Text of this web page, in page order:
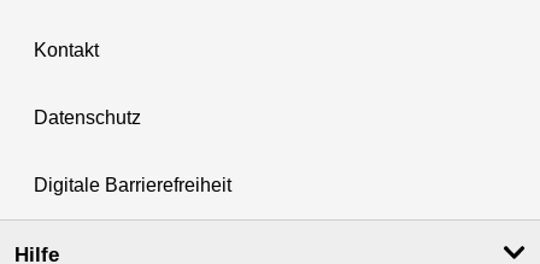
Kontakt
Datenschutz
Digitale Barrierefreiheit
Hilfe